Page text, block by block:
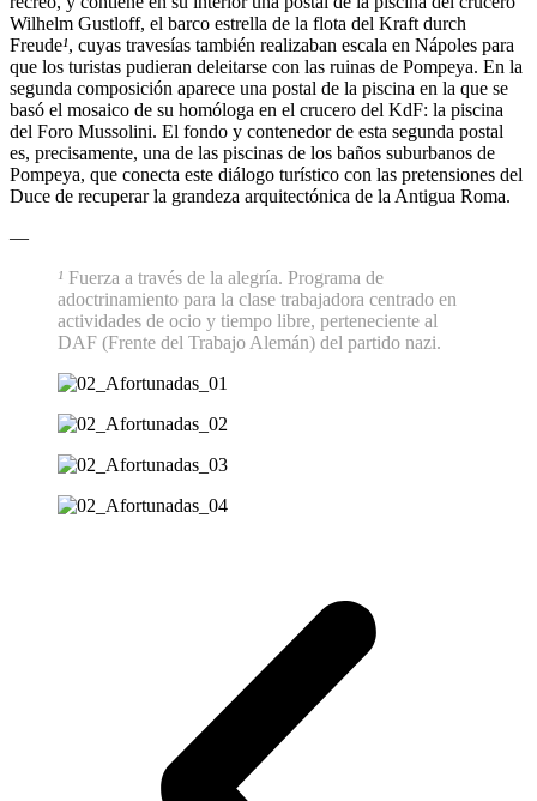
Wilhelm Gustloff, el barco estrella de la flota del Kraft durch
Freude¹, cuyas travesías también realizaban escala en Nápoles para
que los turistas pudieran deleitarse con las ruinas de Pompeya. En la
segunda composición aparece una postal de la piscina en la que se
basó el mosaico de su homóloga en el crucero del KdF: la piscina
del Foro Mussolini. El fondo y contenedor de esta segunda postal
es, precisamente, una de las piscinas de los baños suburbanos de
Pompeya, que conecta este diálogo turístico con las pretensiones del
Duce de recuperar la grandeza arquitectónica de la Antigua Roma.
—
¹ Fuerza a través de la alegría. Programa de
adoctrinamiento para la clase trabajadora centrado en
actividades de ocio y tiempo libre, perteneciente al
DAF (Frente del Trabajo Alemán) del partido nazi.